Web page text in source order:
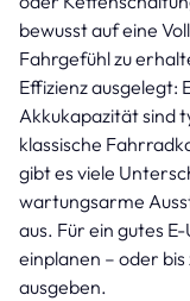
bewusst auf eine
Fahrgefühl zu
Effizienz
Akkukapazität sind
klassische
gibt es viele
wartungsarme
aus. Für ein gutes
einplanen – oder
ausgeben.